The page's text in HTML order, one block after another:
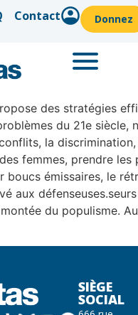
Contact Donnez
des stratégies
du 21e siècle,
la
femmes, prendre les
boucs émissaires, le
aux
du populisme.
SIÈGE
SOCIAL